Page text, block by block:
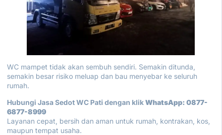
WC mampet tidak akan sembuh sendiri. Semakin ditunda,
semakin besar risiko meluap dan bau menyebar ke seluruh
rumah.
Hubungi Jasa Sedot WC Pati dengan klikWhatsApp: 0877-
6877-8999
Layanan cepat, bersih dan aman untuk rumah, kontrakan, kos,
maupun tempat usaha.